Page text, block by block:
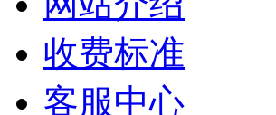
收费标准
客服中心